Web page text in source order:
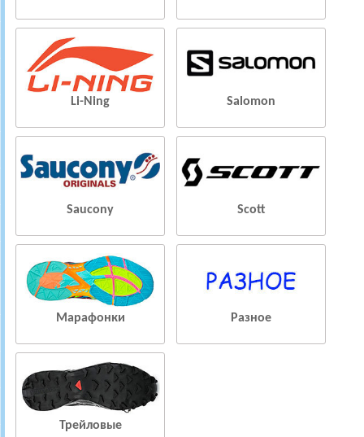
Li-Ning Salomon
Saucony Scott
Марафонки Разное
Трейловые